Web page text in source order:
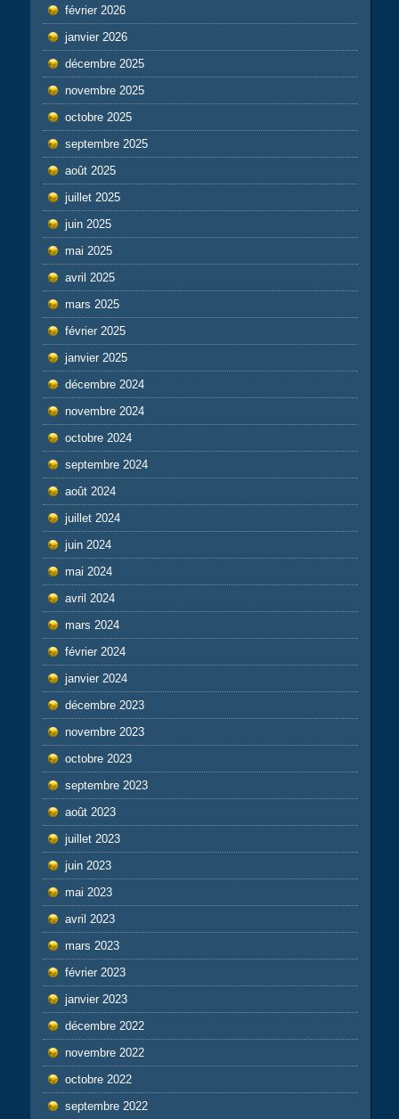
février 2026
janvier 2026
décembre 2025
novembre 2025
octobre 2025
septembre 2025
août 2025
juillet 2025
juin 2025
mai 2025
avril 2025
mars 2025
février 2025
janvier 2025
décembre 2024
novembre 2024
octobre 2024
septembre 2024
août 2024
juillet 2024
juin 2024
mai 2024
avril 2024
mars 2024
février 2024
janvier 2024
décembre 2023
novembre 2023
octobre 2023
septembre 2023
août 2023
juillet 2023
juin 2023
mai 2023
avril 2023
mars 2023
février 2023
janvier 2023
décembre 2022
novembre 2022
octobre 2022
septembre 2022